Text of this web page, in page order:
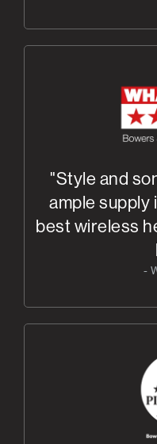
"Style and
ample supply
best wireless
-